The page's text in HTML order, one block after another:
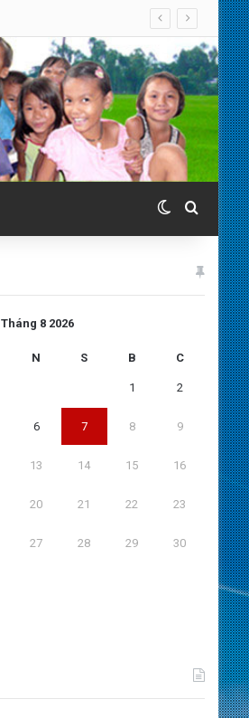
Switch skin
Search
Tháng 8 2026
N S B C
1 2
6 7 8 9
13 14 15 16
20 21 22 23
27 28 29 30